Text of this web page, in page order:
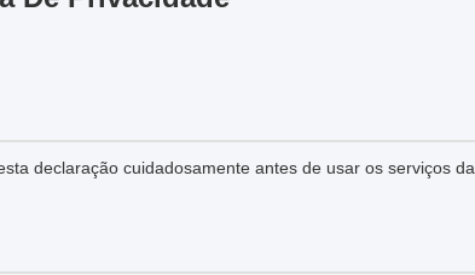
declaração cuidadosamente antes de usar os serviços da